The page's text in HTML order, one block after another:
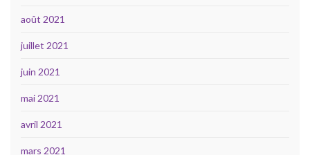
août 2021
juillet 2021
juin 2021
mai 2021
avril 2021
mars 2021